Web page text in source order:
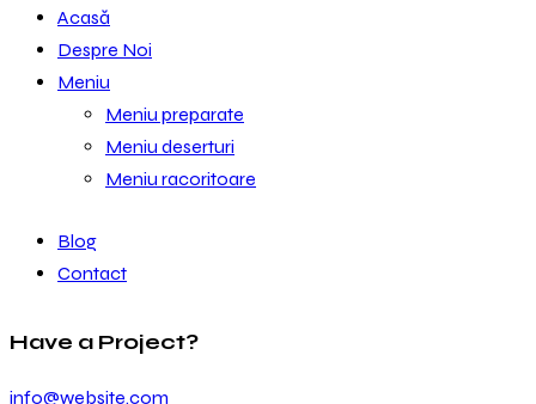
Acasă
Despre Noi
Meniu
Meniu preparate
Meniu deserturi
Meniu racoritoare
Blog
Contact
Have a Project?
info@website.com